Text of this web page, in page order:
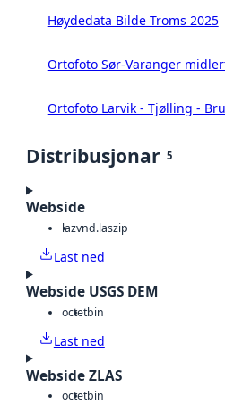
Høydedata Bilde Troms 2025
Ortofoto Sør-Varanger
Ortofoto Larvik - Tjølling -
Distribusjonar 5
Webside
lazvnd.laszip
Last ned
Webside USGS DEM
octetbin
Last ned
Webside ZLAS
octetbin